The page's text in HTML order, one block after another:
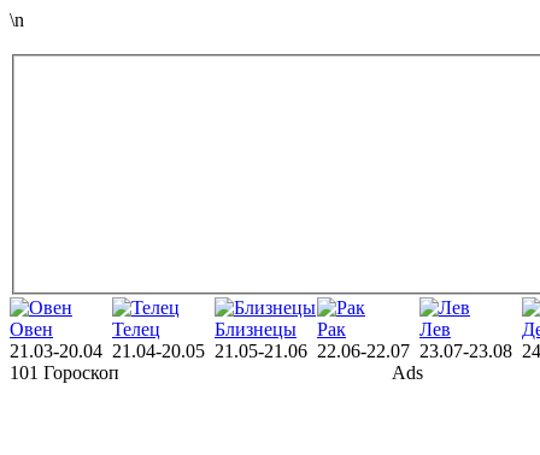
\n
Овен
21.03-20.04
Телец
21.04-20.05
Близнецы
21.05-21.06
Рак
22.06-22.07
Лев
23.07-23.08
101 Гороскоп
Ads